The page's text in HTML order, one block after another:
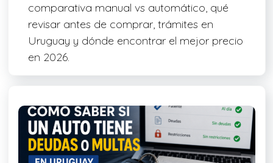
comparativa manual vs automático, qué
revisar antes de comprar, trámites en
Uruguay y dónde encontrar el mejor precio
en 2026.